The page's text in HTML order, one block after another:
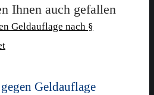
Ihnen auch gefallen
Geldauflage nach §
Geldauflage